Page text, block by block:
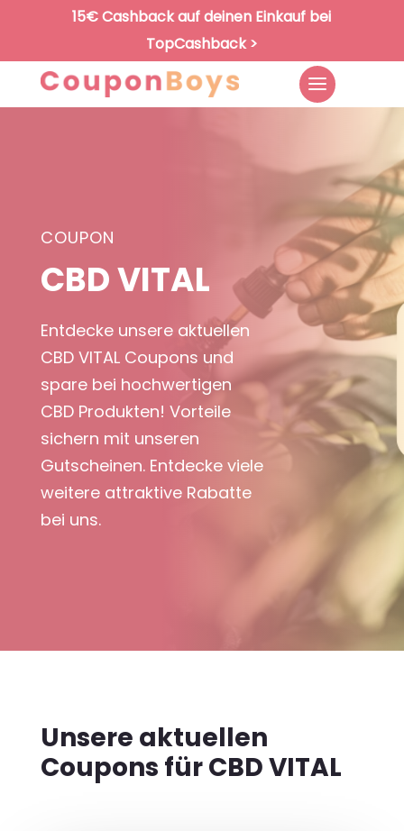
15€ Cashback auf deinen Einkauf bei
TopCashback >
COUPON
CBD VITAL
Entdecke unsere aktuellen
CBD VITAL Coupons und
spare bei hochwertigen
CBD Produkten! Vorteile
sichern mit unseren
Gutscheinen. Entdecke viele
weitere attraktive Rabatte
bei uns.
Unsere aktuellen
Coupons für CBD VITAL